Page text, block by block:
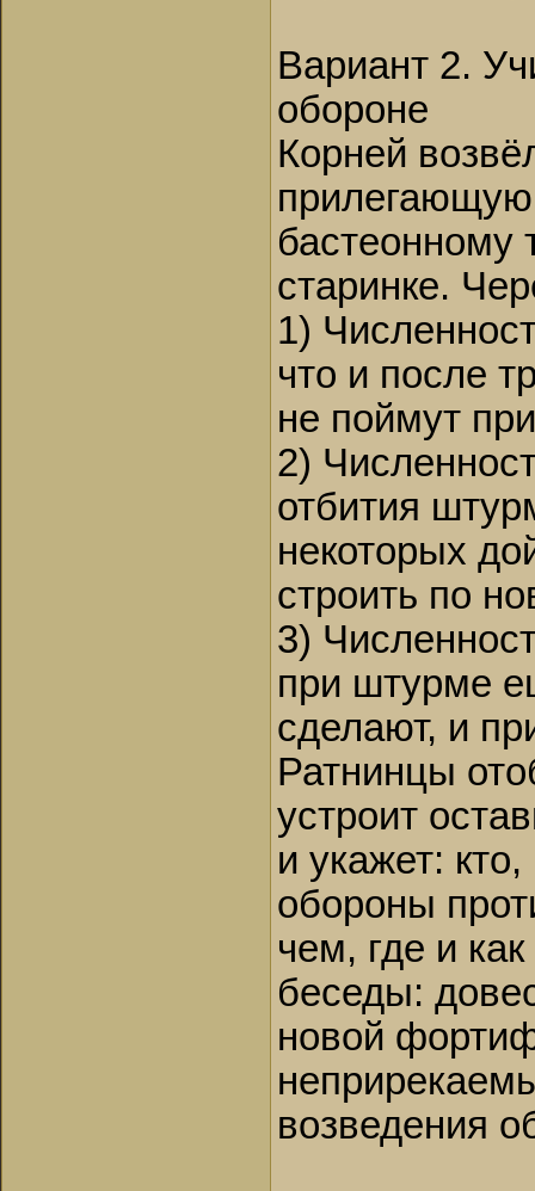
Вариант 2.
обороне
Корней
прилегающую
бастеонному
старинке.
1)
что и после
не поймут
2)
отбития
некоторых
строить по
3)
при штурме
сделают, и
Ратнинцы
устроит
и укажет:
обороны
чем, где и
беседы:
новой
возведения